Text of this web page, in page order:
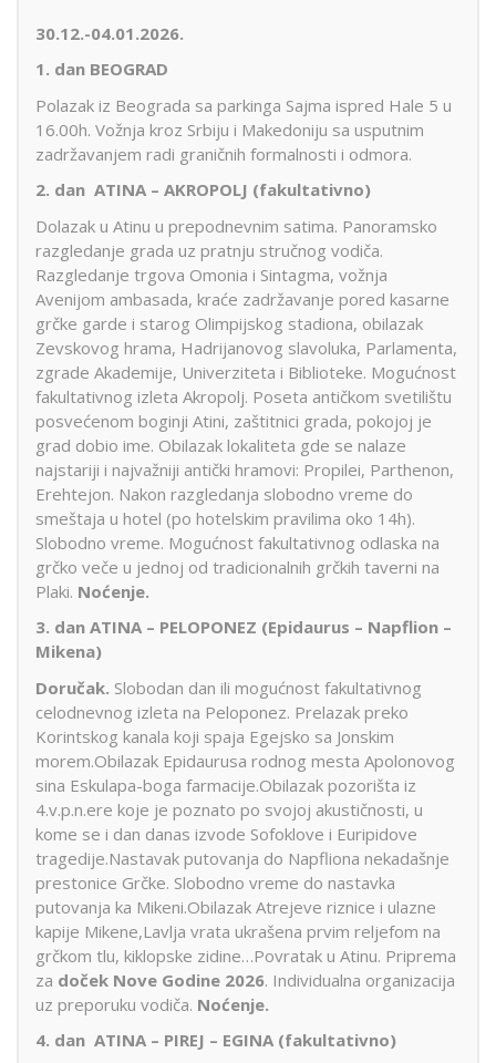
30.12.-04.01.2026.
1. dan BEOGRAD
Polazak iz Beograda sa parkinga Sajma ispred Hale 5 u
16.00h. Vožnja kroz Srbiju i Makedoniju sa usputnim
zadržavanjem radi graničnih formalnosti i odmora.
2. dan ATINA – AKROPOLJ (fakultativno)
Dolazak u Atinu u prepodnevnim satima. Panoramsko
razgledanje grada uz pratnju stručnog vodiča.
Razgledanje trgova Omonia i Sintagma, vožnja
Avenijom ambasada, kraće zadržavanje pored kasarne
grčke garde i starog Olimpijskog stadiona, obilazak
Zevskovog hrama, Hadrijanovog slavoluka, Parlamenta,
zgrade Akademije, Univerziteta i Biblioteke. Mogućnost
fakultativnog izleta Akropolj. Poseta antičkom svetilištu
posvećenom boginji Atini, zaštitnici grada, pokojoj je
grad dobio ime. Obilazak lokaliteta gde se nalaze
najstariji i najvažniji antički hramovi: Propilei, Parthenon,
Erehtejon. Nakon razgledanja slobodno vreme do
smeštaja u hotel (po hotelskim pravilima oko 14h).
Slobodno vreme. Mogućnost fakultativnog odlaska na
grčko veče u jednoj od tradicionalnih grčkih taverni na
Plaki. Noćenje.
3. dan ATINA – PELOPONEZ (Epidaurus – Napflion –
Mikena)
Doručak. Slobodan dan ili mogućnost fakultativnog
celodnevnog izleta na Peloponez. Prelazak preko
Korintskog kanala koji spaja Egejsko sa Jonskim
morem.Obilazak Epidaurusa rodnog mesta Apolonovog
sina Eskulapa-boga farmacije.Obilazak pozorišta iz
4.v.p.n.ere koje je poznato po svojoj akustičnosti, u
kome se i dan danas izvode Sofoklove i Euripidove
tragedije.Nastavak putovanja do Napfliona nekadašnje
prestonice Grčke. Slobodno vreme do nastavka
putovanja ka Mikeni.Obilazak Atrejeve riznice i ulazne
kapije Mikene,Lavlja vrata ukrašena prvim reljefom na
grčkom tlu, kiklopske zidine…Povratak u Atinu. Priprema
za doček Nove Godine 2026. Individualna organizacija
uz preporuku vodiča. Noćenje.
4. dan ATINA – PIREJ – EGINA (fakultativno)